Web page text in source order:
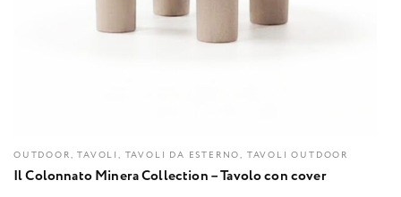
OUTDOOR, TAVOLI, TAVOLI DA ESTERNO, TAVOLI OUTDOOR
Il Colonnato Minera Collection – Tavolo con cover